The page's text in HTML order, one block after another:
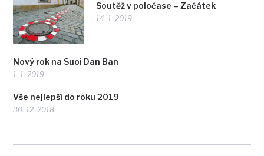
Soutěž v poločase – Začátek
14. 1. 2019
Nový rok na Suoi Dan Ban
1. 1. 2019
Vše nejlepší do roku 2019
30. 12. 2018